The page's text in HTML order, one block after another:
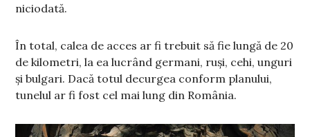
niciodată.
În total, calea de acces ar fi trebuit să fie lungă de 20
de kilometri, la ea lucrând germani, ruşi, cehi, unguri
și bulgari. Dacă totul decurgea conform planului,
tunelul ar fi fost cel mai lung din România.